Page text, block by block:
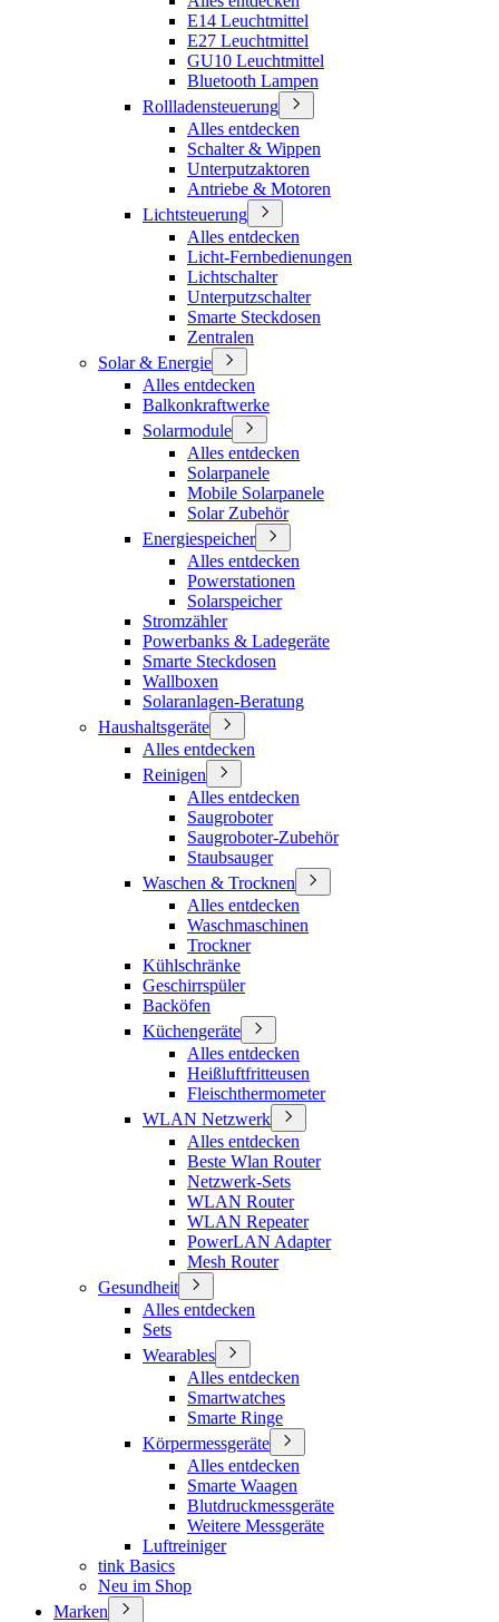
E14 Leuchtmittel
E27 Leuchtmittel
GU10 Leuchtmittel
Bluetooth Lampen
Rollladensteuerung
Alles entdecken
Schalter & Wippen
Unterputzaktoren
Antriebe & Motoren
Lichtsteuerung
Alles entdecken
Licht-Fernbedienungen
Lichtschalter
Unterputzschalter
Smarte Steckdosen
Zentralen
Solar & Energie
Alles entdecken
Balkonkraftwerke
Solarmodule
Alles entdecken
Solarpanele
Mobile Solarpanele
Solar Zubehör
Energiespeicher
Alles entdecken
Powerstationen
Solarspeicher
Stromzähler
Powerbanks & Ladegeräte
Smarte Steckdosen
Wallboxen
Solaranlagen-Beratung
Haushaltsgeräte
Alles entdecken
Reinigen
Alles entdecken
Saugroboter
Saugroboter-Zubehör
Staubsauger
Waschen & Trocknen
Alles entdecken
Waschmaschinen
Trockner
Kühlschränke
Geschirrspüler
Backöfen
Küchengeräte
Alles entdecken
Heißluftfritteusen
Fleischthermometer
WLAN Netzwerk
Alles entdecken
Beste Wlan Router
Netzwerk-Sets
WLAN Router
WLAN Repeater
PowerLAN Adapter
Mesh Router
Gesundheit
Alles entdecken
Sets
Wearables
Alles entdecken
Smartwatches
Smarte Ringe
Körpermessgeräte
Alles entdecken
Smarte Waagen
Blutdruckmessgeräte
Weitere Messgeräte
Luftreiniger
tink Basics
Neu im Shop
Marken